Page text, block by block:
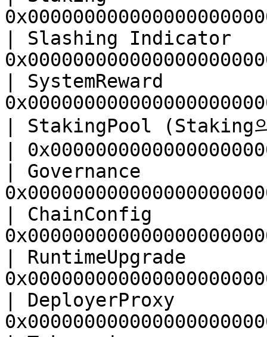
| Slashing
| SystemReward
| StakingPool (Staking
|
| Governance
| ChainConfig
|
| DeployerProxy